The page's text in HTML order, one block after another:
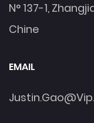
N° 137-1,
Chine
EMAIL